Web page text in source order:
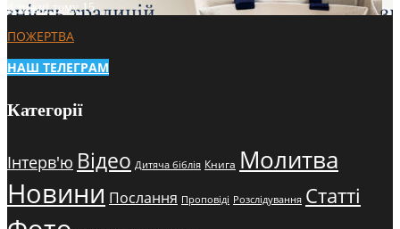
4 тижні тому15
ПОЖЕРТВА
НАШ ТЕЛЕГРАМ
Категорії
Інтерв'ю Відео Дитяча біблія Книга Молитва
Новини Послання Проповіді Розслідування Статті